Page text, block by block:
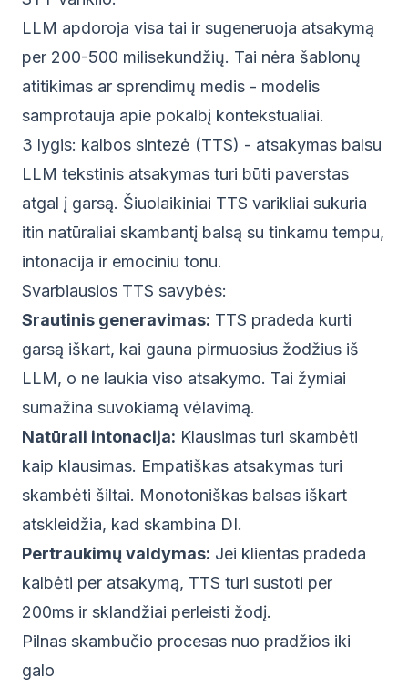
LLM apdoroja visa tai ir sugeneruoja atsakymą
per 200-500 milisekundžių. Tai nėra šablonų
atitikimas ar sprendimų medis - modelis
samprotauja apie pokalbį kontekstualiai.
3 lygis: kalbos sintezė (TTS) - atsakymas balsu
LLM tekstinis atsakymas turi būti paverstas
atgal į garsą. Šiuolaikiniai TTS varikliai sukuria
itin natūraliai skambantį balsą su tinkamu tempu,
intonacija ir emociniu tonu.
Svarbiausios TTS savybės:
Srautinis generavimas: TTS pradeda kurti
garsą iškart, kai gauna pirmuosius žodžius iš
LLM, o ne laukia viso atsakymo. Tai žymiai
sumažina suvokiamą vėlavimą.
Natūrali intonacija: Klausimas turi skambėti
kaip klausimas. Empatiškas atsakymas turi
skambėti šiltai. Monotoniškas balsas iškart
atskleidžia, kad skambina DI.
Pertraukimų valdymas: Jei klientas pradeda
kalbėti per atsakymą, TTS turi sustoti per
200ms ir sklandžiai perleisti žodį.
Pilnas skambučio procesas nuo pradžios iki
galo